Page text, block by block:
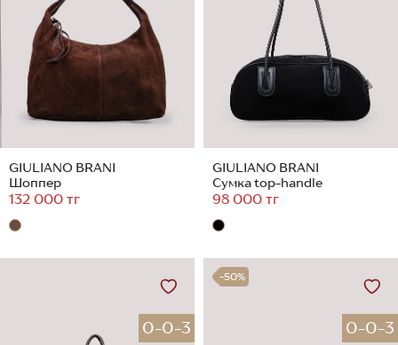
GIULIANO BRANI
Шоппер
132 000 тг
GIULIANO BRANI
Сумка top-handle
98 000 тг
0-0-3
-50%
0-0-3